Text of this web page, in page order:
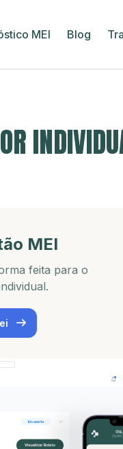
MEI Blog
MEI
feita para o